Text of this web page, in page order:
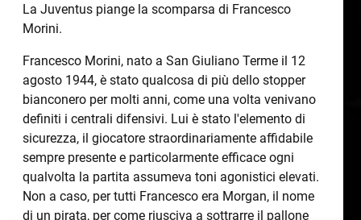
La Juventus piange la scomparsa di Francesco
Morini.
Francesco Morini, nato a San Giuliano Terme il 12
agosto 1944, è stato qualcosa di più dello stopper
bianconero per molti anni, come una volta venivano
definiti i centrali difensivi. Lui è stato l'elemento di
sicurezza, il giocatore straordinariamente affidabile
sempre presente e particolarmente efficace ogni
qualvolta la partita assumeva toni agonistici elevati.
Non a caso, per tutti Francesco era Morgan, il nome
di un pirata, per come riusciva a sottrarre il pallone